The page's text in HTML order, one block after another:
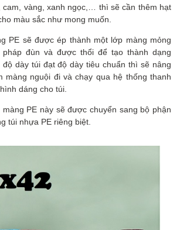
cam, vàng, xanh ngọc,… thì sẽ cần thêm hạt
màu sắc như mong muốn.
PE sẽ được ép thành một lớp màng mỏng
đùn và được thổi để tạo thành dạng
độ dày túi đạt độ dày tiêu chuẩn thì sẽ nâng
màng nguội đi và chạy qua hệ thống thanh
dáng cho túi.
PE này sẽ được chuyển sang bộ phận
túi nhựa PE riêng biệt.